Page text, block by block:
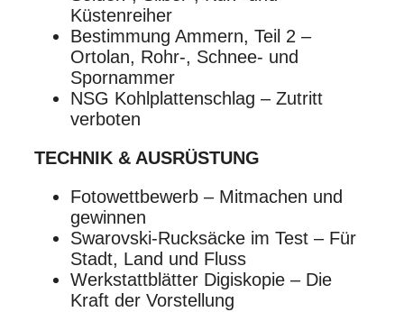
Küstenreiher
Bestimmung Ammern, Teil 2 –
Ortolan, Rohr-, Schnee- und
Spornammer
NSG Kohlplattenschlag – Zutritt
verboten
TECHNIK & AUSRÜSTUNG
Fotowettbewerb – Mitmachen und
gewinnen
Swarovski-Rucksäcke im Test – Für
Stadt, Land und Fluss
Werkstattblätter Digiskopie – Die
Kraft der Vorstellung